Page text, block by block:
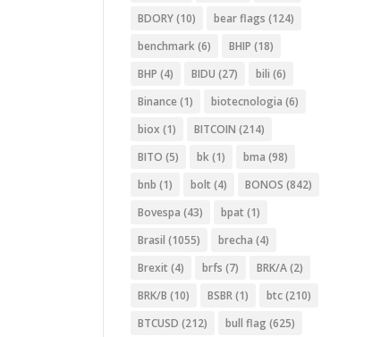
BDORY(10) bear flags (124)
benchmark(6) BHIP (18)
BHP (4) BIDU (27) bili (6)
Binance (1) biotecnologia (6)
biox (1) BITCOIN (214)
BITO (5) bk(1) bma (98)
bnb (1) bolt (4) BONOS (842)
Bovespa (43) bpat (1)
Brasil (1055) brecha (4)
Brexit (4) brfs (7) BRK/A(2)
BRK/B (10) BSBR(1) btc(210)
BTCUSD (212) bull flag (625)